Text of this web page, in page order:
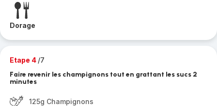
Dorage
Etape 4 /7
Faire revenir les champignons tout en grattant les sucs 2
minutes
125g Champignons